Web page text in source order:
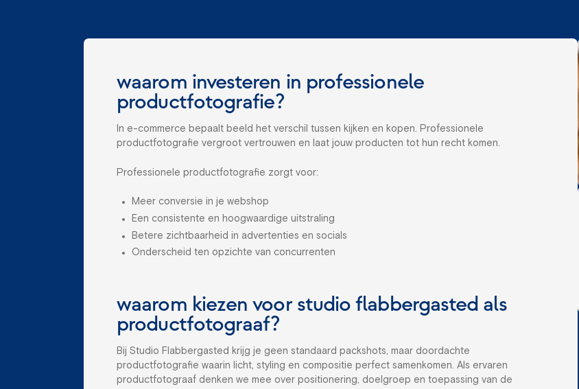
waarom investeren in professionele
productfotografie?
In e-commerce bepaalt beeld het verschil tussen kijken en kopen. Professionele
productfotografie vergroot vertrouwen en laat jouw producten tot hun recht komen.
Professionele productfotografie zorgt voor:
Meer conversie in je webshop
Een consistente en hoogwaardige uitstraling
Betere zichtbaarheid in advertenties en socials
Onderscheid ten opzichte van concurrenten
waarom kiezen voor studio flabbergasted als
productfotograaf?
Bij Studio Flabbergasted krijg je geen standaard packshots, maar doordachte
productfotografie waarin licht, styling en compositie perfect samenkomen. Als ervaren
productfotograaf denken we mee over positionering, doelgroep en toepassing van de